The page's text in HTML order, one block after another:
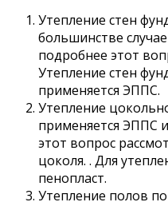
Утепление стен
большинстве
подробнее этот
Утепление стен
применяется ЭППС.
Утепление
применяется ЭППС
этот вопрос
цоколя. . Для
пенопласт.
Утепление полов